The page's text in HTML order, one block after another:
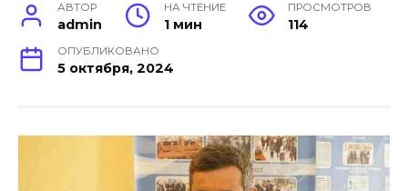
АВТОР
admin
НА ЧТЕНИЕ
1 мин
ПРОСМОТРОВ
114
ОПУБЛИКОВАНО
5 октября, 2024